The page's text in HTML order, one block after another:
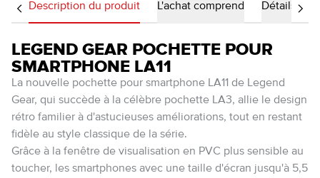
Description du produit L'achat comprend Détails
LEGEND GEAR POCHETTE POUR
SMARTPHONE LA11
La nouvelle pochette pour smartphone LA11 de Legend
Gear, qui succède à la célèbre pochette LA3, allie le design
rétro familier à d'astucieuses améliorations, tout en restant
fidèle au style classique de la série.
Grâce à la fenêtre de visualisation en PVC plus sensible au
toucher, les smartphones avec une taille d'écran jusqu'à 5,5